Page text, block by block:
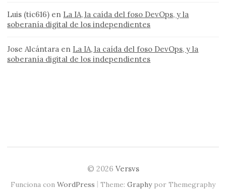
Luis (tic616) en La IA, la caída del foso DevOps, y la
soberanía digital de los independientes
Jose Alcántara en La IA, la caída del foso DevOps, y la
soberanía digital de los independientes
© 2026 Versvs
Funciona con WordPress | Theme: Graphypor Themegraphy